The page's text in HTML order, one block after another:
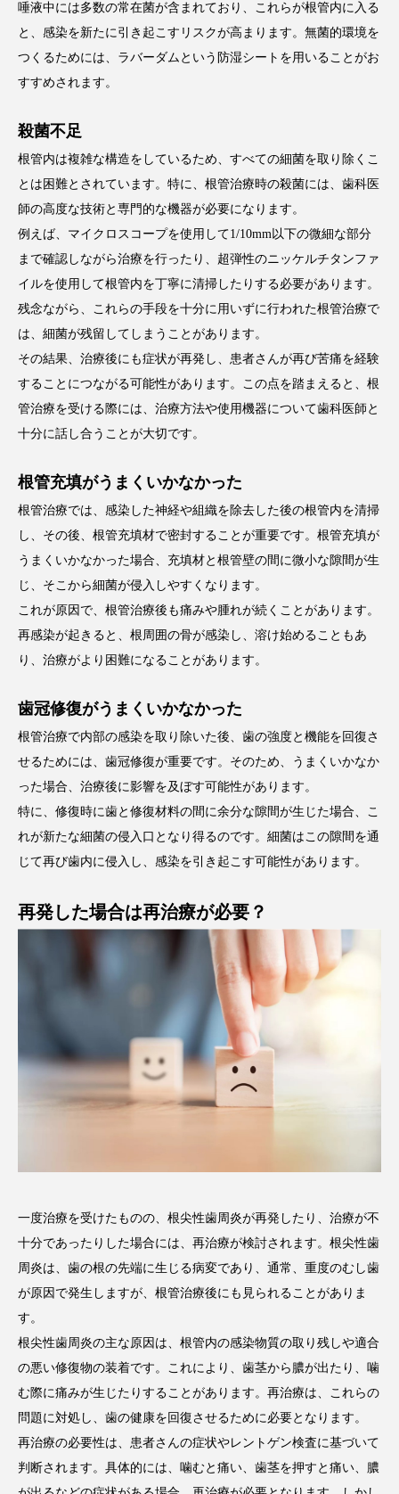
唾液中には多数の常在菌が含まれており、これらが根管内に入る
と、感染を新たに引き起こすリスクが高まります。無菌的環境を
つくるためには、ラバーダムという防湿シートを用いることがお
すすめされます。
殺菌不足
根管内は複雑な構造をしているため、すべての細菌を取り除くこ
とは困難とされています。特に、根管治療時の殺菌には、歯科医
師の高度な技術と専門的な機器が必要になります。
例えば、マイクロスコープを使用して1/10mm以下の微細な部分
まで確認しながら治療を行ったり、超弾性のニッケルチタンファ
イルを使用して根管内を丁寧に清掃したりする必要があります。
残念ながら、これらの手段を十分に用いずに行われた根管治療で
は、細菌が残留してしまうことがあります。
その結果、治療後にも症状が再発し、患者さんが再び苦痛を経験
することにつながる可能性があります。この点を踏まえると、根
管治療を受ける際には、治療方法や使用機器について歯科医師と
十分に話し合うことが大切です。
根管充填がうまくいかなかった
根管治療では、感染した神経や組織を除去した後の根管内を清掃
し、その後、根管充填材で密封することが重要です。根管充填が
うまくいかなかった場合、充填材と根管壁の間に微小な隙間が生
じ、そこから細菌が侵入しやすくなります。
これが原因で、根管治療後も痛みや腫れが続くことがあります。
再感染が起きると、根周囲の骨が感染し、溶け始めることもあ
り、治療がより困難になることがあります。
歯冠修復がうまくいかなかった
根管治療で内部の感染を取り除いた後、歯の強度と機能を回復さ
せるためには、歯冠修復が重要です。そのため、うまくいかなか
った場合、治療後に影響を及ぼす可能性があります。
特に、修復時に歯と修復材料の間に余分な隙間が生じた場合、こ
れが新たな細菌の侵入口となり得るのです。細菌はこの隙間を通
じて再び歯内に侵入し、感染を引き起こす可能性があります。
再発した場合は再治療が必要？
一度治療を受けたものの、根尖性歯周炎が再発したり、治療が不
十分であったりした場合には、再治療が検討されます。根尖性歯
周炎は、歯の根の先端に生じる病変であり、通常、重度のむし歯
が原因で発生しますが、根管治療後にも見られることがありま
す。
根尖性歯周炎の主な原因は、根管内の感染物質の取り残しや適合
の悪い修復物の装着です。これにより、歯茎から膿が出たり、噛
む際に痛みが生じたりすることがあります。再治療は、これらの
問題に対処し、歯の健康を回復させるために必要となります。
再治療の必要性は、患者さんの症状やレントゲン検査に基づいて
判断されます。具体的には、噛むと痛い、歯茎を押すと痛い、膿